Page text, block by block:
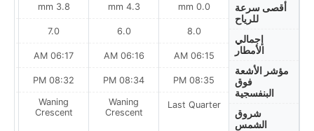
أقصى سرعة
للرياح
إجمالي
الأمطار
مؤشر الأشعة
فوق
البنفسجية
شروق
الشمس
0.0 mm
8.0
06:15 AM
08:35 PM
Last Quarter
4.3 mm
6.0
06:16 AM
08:34 PM
Waning
Crescent
3.8 mm
7.0
06:17 AM
08:32 PM
Waning
Crescent